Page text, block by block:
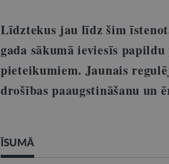
Līdztekus jau līdz šim
gada sākumā ieviesīs
pieteikumiem. Jaunais
drošības paaugstināšanu un
ĪSUMĀ